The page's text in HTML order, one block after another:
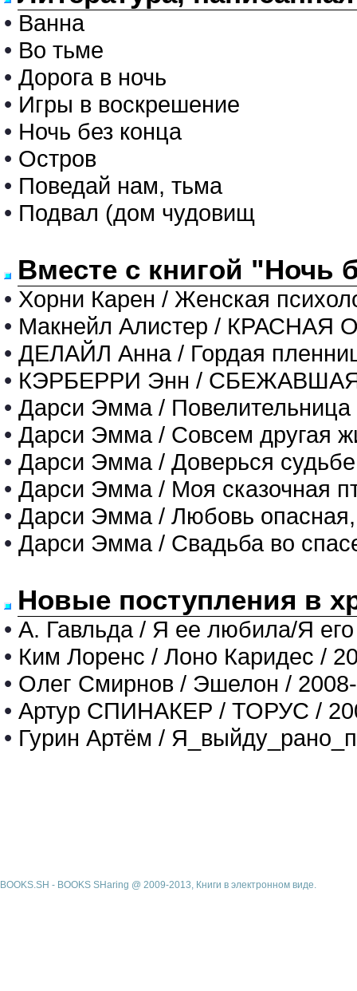
• Ванна
• Во тьме
• Дорога в ночь
• Игры в воскрешение
• Ночь без конца
• Остров
• Поведай нам, тьма
• Подвал (дом чудовищ
Вместе с книгой "Ночь
• Хорни Карен / Женская
• Макнейл Алистер /
• ДЕЛАЙЛ Анна / Гордая
• КЭРБЕРРИ Энн /
• Дарси Эмма / Повелительница
• Дарси Эмма / Совсем другая
• Дарси Эмма / Доверься судьбе
• Дарси Эмма / Моя сказочная
• Дарси Эмма / Любовь опасная,
• Дарси Эмма / Свадьба во
Новые поступления в
• А. Гавльда / Я ее любила/Я
• Ким Лоренс / Лоно Каридес /
• Олег Смирнов / Эшелон /
• Артур СПИНАКЕР / ТОРУС /
• Гурин Артём /
BOOKS.SH - BOOKS SHaring @ 2009-2013, Книги в электронном виде.